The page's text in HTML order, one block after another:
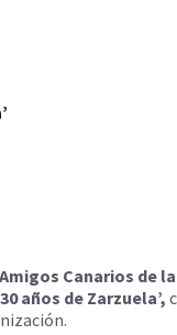
Canarios de
años de Zarzuela’,